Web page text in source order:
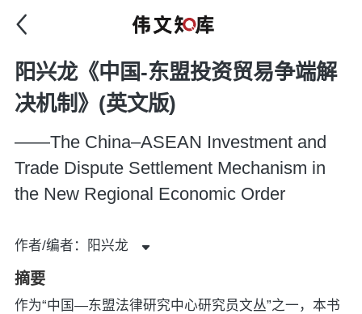
阳兴龙《中国-东盟投资贸易争端解
决机制》(英文版)
——The China–ASEAN Investment and
Trade Dispute Settlement Mechanism in
the New Regional Economic Order
作者/编者：阳兴龙
摘要
作为“中国—东盟法律研究中心研究员文丛”之一，本书